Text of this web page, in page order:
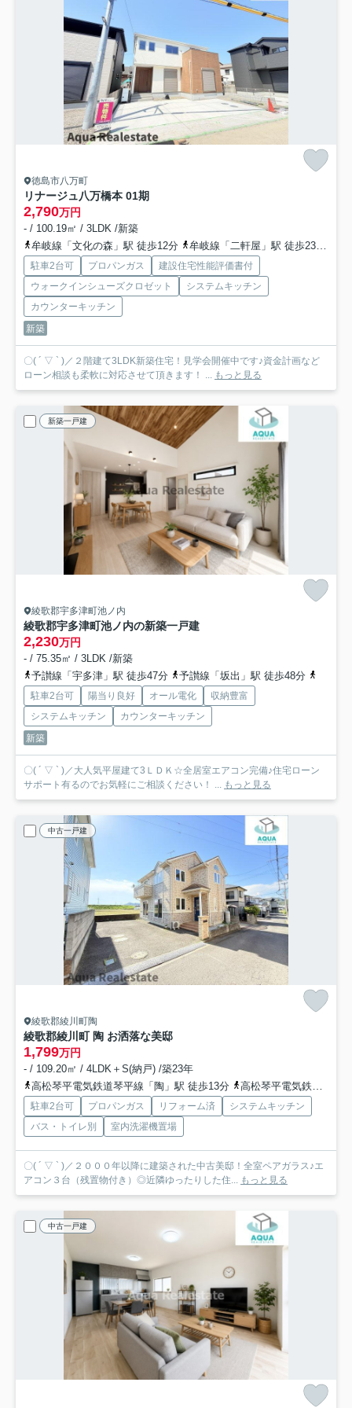
徳島市八万町
リナージュ八万橋本 01期
2,790万円
- / 100.19㎡ / 3LDK /新築
牟岐線「文化の森」駅 徒歩12分
牟岐線「二軒屋」駅 徒歩23分
駐車2台可 プロパンガス
建設住宅性能評価書付
ウォークインシューズクロゼット
システムキッチン
カウンターキッチン
新築
〇( ´ ▽ ` )／２階建て3LDK新築住宅！見学会開催中です♪資金計画など
ローン相談も柔軟に対応させて頂きます！ ... もっと見る
新築一戸建
綾歌郡宇多津町池ノ内
綾歌郡宇多津町池ノ内の新築一戸建
2,230万円
- / 75.35㎡ / 3LDK /新築
予讃線「宇多津」駅 徒歩47分
予讃線「坂出」駅 徒歩48分
駐車2台可 陽当り良好 オール電化
収納豊富
システムキッチン
カウンターキッチン
新築
〇( ´ ▽ ` )／大人気平屋建て3ＬＤＫ☆全居室エアコン完備♪住宅ローン
サポート有るのでお気軽にご相談ください！ ... もっと見る
中古一戸建
綾歌郡綾川町陶
綾歌郡綾川町 陶 お洒落な美邸
1,799万円
- / 109.20㎡ / 4LDK＋S(納戸) /築23年
高松琴平電気鉄道琴平線「陶」駅 徒歩13分
高松琴平電気鉄道琴平線「綾川」駅 徒歩18分
駐車2台可 プロパンガス リフォーム済
システムキッチン
バス・トイレ別
室内洗濯機置場
〇( ´ ▽ ` )／２０００年以降に建築された中古美邸！全室ペアガラス♪エ
アコン３台（残置物付き）◎近隣ゆったりした住...
もっと見る
中古一戸建